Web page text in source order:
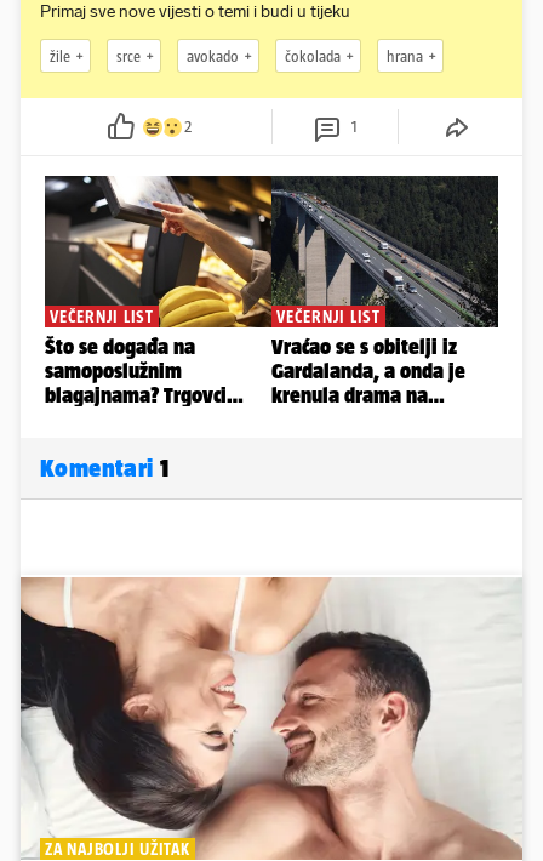
Primaj sve nove vijesti o temi i budi u tijeku
žile srce avokado čokolada hrana
2 1
Komentari 1
ZA NAJBOLJI UŽITAK